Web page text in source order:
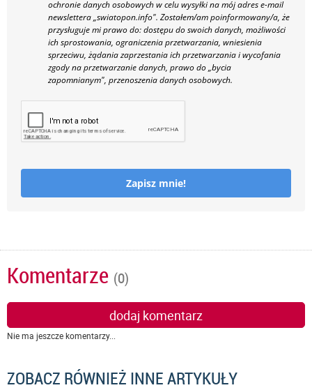
ochronie danych osobowych w celu wysyłki na mój adres e-mail
newslettera „swiatopon.info". Zostałem/am poinformowany/a, że
przysługuje mi prawo do: dostępu do swoich danych, możliwości
ich sprostowania, ograniczenia przetwarzania, wniesienia
sprzeciwu, żądania zaprzestania ich przetwarzania i wycofania
zgody na przetwarzanie danych, prawo do „bycia
zapomnianym", przenoszenia danych osobowych.
Zapisz mnie!
Komentarze (0)
dodaj komentarz
Nie ma jeszcze komentarzy...
ZOBACZ RÓWNIEŻ INNE ARTYKUŁY